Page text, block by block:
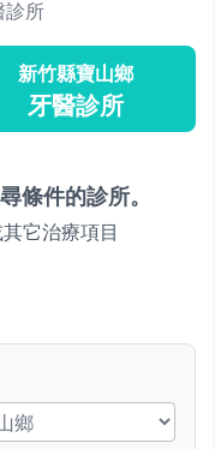
診所
新竹縣寶山鄉
牙醫診所
條件的診所。
它治療項目